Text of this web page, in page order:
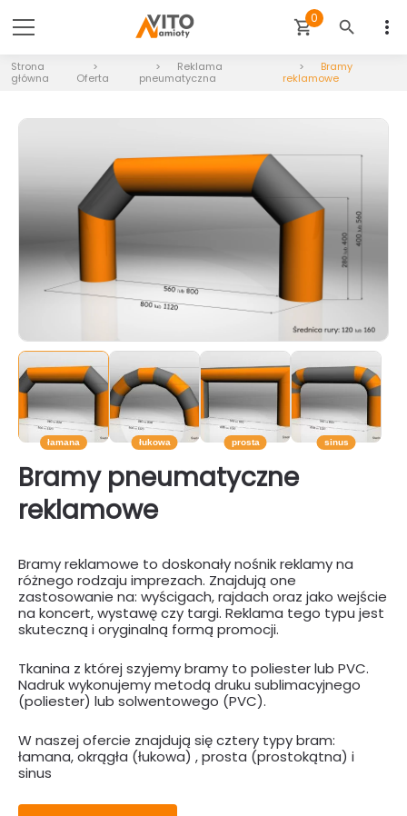
shopping_cart0 search more_vert
Strona
główna
Oferta
Reklama
pneumatyczna
Bramy
reklamowe
Bramy pneumatyczne
reklamowe
Bramy reklamowe to doskonały nośnik reklamy na
różnego rodzaju imprezach. Znajdują one
zastosowanie na: wyścigach, rajdach oraz jako wejście
na koncert, wystawę czy targi. Reklama tego typu jest
skuteczną i oryginalną formą promocji.
Tkanina z której szyjemy bramy to poliester lub PVC.
Nadruk wykonujemy metodą druku sublimacyjnego
(poliester) lub solwentowego (PVC).
W naszej ofercie znajdują się cztery typy bram:
łamana, okrągła (łukowa) , prosta (prostokątna) i
sinus